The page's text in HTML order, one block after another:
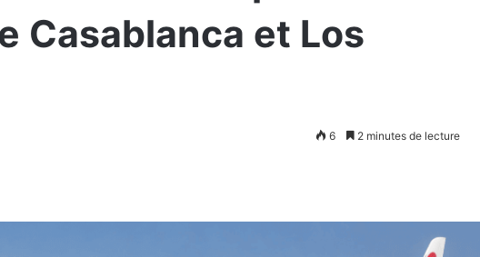
Casablanca et Los
6 2 minutes de lecture